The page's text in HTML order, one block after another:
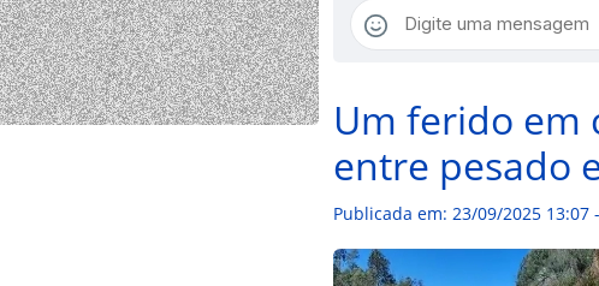
Um ferido em
entre pesado
Publicada em: 23/09/2025 13:07 -